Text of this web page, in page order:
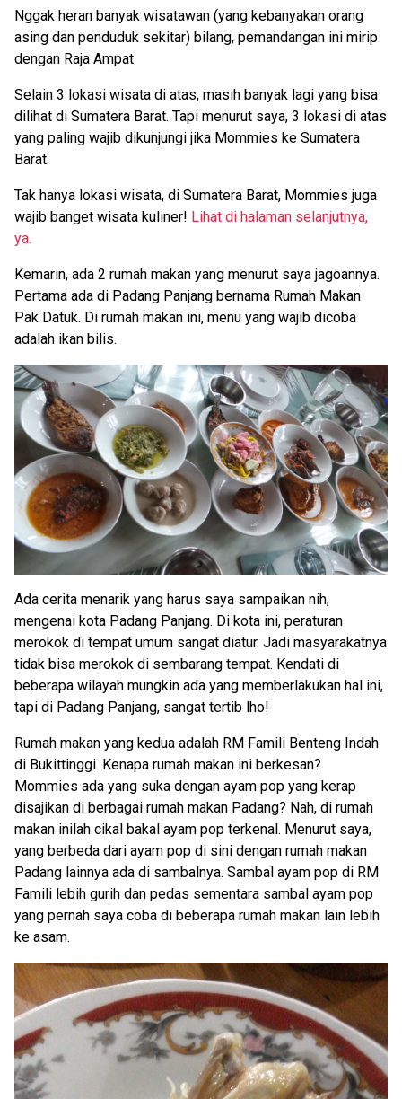
Nggak heran banyak wisatawan (yang kebanyakan orang
asing dan penduduk sekitar) bilang, pemandangan ini mirip
dengan Raja Ampat.
Selain 3 lokasi wisata di atas, masih banyak lagi yang bisa
dilihat di Sumatera Barat. Tapi menurut saya, 3 lokasi di atas
yang paling wajib dikunjungi jika Mommies ke Sumatera
Barat.
Tak hanya lokasi wisata, di Sumatera Barat, Mommies juga
wajib banget wisata kuliner! Lihat di halaman selanjutnya,
ya.
Kemarin, ada 2 rumah makan yang menurut saya jagoannya.
Pertama ada di Padang Panjang bernama Rumah Makan
Pak Datuk. Di rumah makan ini, menu yang wajib dicoba
adalah ikan bilis.
Ada cerita menarik yang harus saya sampaikan nih,
mengenai kota Padang Panjang. Di kota ini, peraturan
merokok di tempat umum sangat diatur. Jadi masyarakatnya
tidak bisa merokok di sembarang tempat. Kendati di
beberapa wilayah mungkin ada yang memberlakukan hal ini,
tapi di Padang Panjang, sangat tertib lho!
Rumah makan yang kedua adalah RM Famili Benteng Indah
di Bukittinggi. Kenapa rumah makan ini berkesan?
Mommies ada yang suka dengan ayam pop yang kerap
disajikan di berbagai rumah makan Padang? Nah, di rumah
makan inilah cikal bakal ayam pop terkenal. Menurut saya,
yang berbeda dari ayam pop di sini dengan rumah makan
Padang lainnya ada di sambalnya. Sambal ayam pop di RM
Famili lebih gurih dan pedas sementara sambal ayam pop
yang pernah saya coba di beberapa rumah makan lain lebih
ke asam.